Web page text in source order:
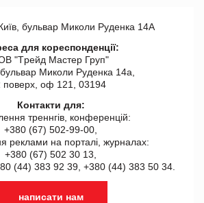
бульвар Миколи Руденка 14А
для кореспонденції:
"Tрейд Мастер Груп"
Миколи Руденка 14а,
поверх, оф 121, 03194
Контакти для:
треннгів, конференцій:
+380 (67) 502-99-00,
реклами на порталі, журналах:
+380 (67) 502 30 13,
(44) 383 92 39, +380 (44) 383 50 34.
написати нам